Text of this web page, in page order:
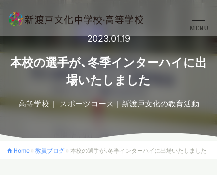
学校概要
MENU
2023.01.19
本校の選手が、冬季インターハイに出
場いたしました
高等学校 スポーツコース 新渡戸文化の教育活動
Home » 教員ブログ » 本校の選手が、冬季インターハイに出場いたしました